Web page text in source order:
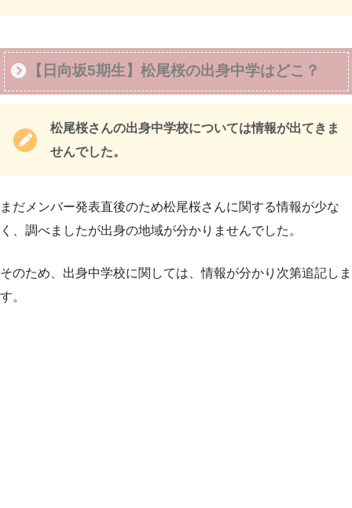
【日向坂5期生】松尾桜の出身中学はどこ？
松尾桜さんの出身中学校については情報が出てきま
せんでした。
まだメンバー発表直後のため松尾桜さんに関する情報が少な
く、調べましたが出身の地域が分かりませんでした。
そのため、出身中学校に関しては、情報が分かり次第追記しま
す。